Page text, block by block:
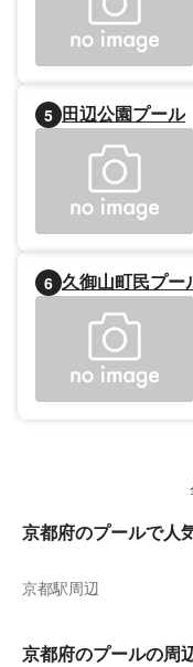
5 田辺公園プール
6 久御山町民プー
京都府のプールで人
京都駅周辺
京都府のプールの周